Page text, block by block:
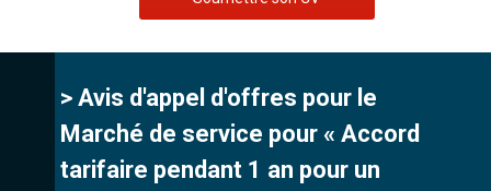
> Avis d'appel d'offres pour le
Marché de service pour « Accord
tarifaire pendant 1 an pour un